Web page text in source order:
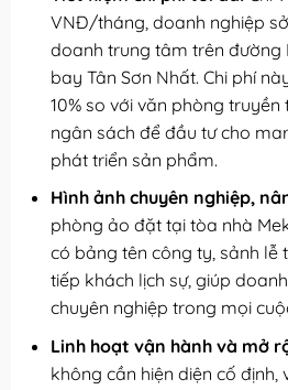
VNĐ/tháng, doanh nghiệp
doanh trung tâm trên đường
bay Tân Sơn Nhất. Chi phí
10% so với văn phòng truyền
ngân sách để đầu tư cho
phát triển sản phẩm.
Hình ảnh chuyên nghiệp,
phòng ảo đặt tại tòa nhà
có bảng tên công ty, sảnh lễ
tiếp khách lịch sự, giúp
chuyên nghiệp trong mọi
Linh hoạt vận hành và mở
không cần hiện diện cố định,